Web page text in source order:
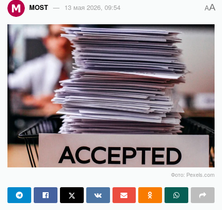
MOST 13 мая 2026, 09:54 AA
Фото: Pexels.com